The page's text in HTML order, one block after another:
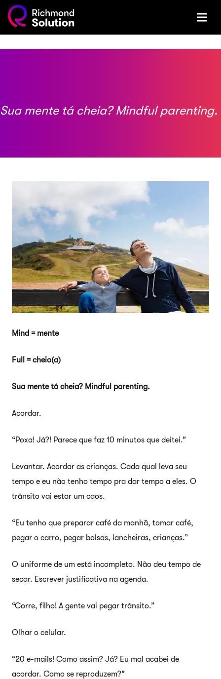
Sua mente tá cheia? Mindful parenting.
Mind = mente
Full = cheio(a)
Sua mente tá cheia? Mindful parenting.
Acordar.
“Poxa! Já?! Parece que faz 10 minutos que deitei.”
Levantar. Acordar as crianças. Cada qual leva seu
tempo e eu não tenho tempo pra dar tempo a eles. O
trânsito vai estar um caos.
“Eu tenho que preparar café da manhã, tomar café,
pegar o carro, pegar bolsas, lancheiras, crianças.”
O uniforme de um está incompleto. Não deu tempo de
secar. Escrever justificativa na agenda.
“Corre, filho! A gente vai pegar trânsito.”
Olhar o celular.
“20 e-mails! Como assim? Já? Eu mal acabei de
acordar. Como se reproduzem?”